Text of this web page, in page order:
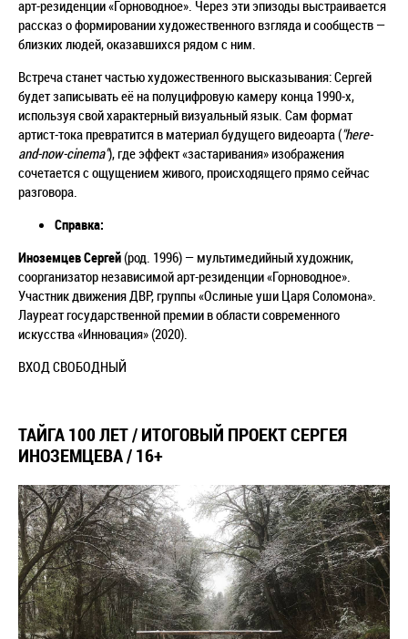
арт-резиденции «Горноводное». Через эти эпизоды выстраивается
рассказ о формировании художественного взгляда и сообществ —
близких людей, оказавшихся рядом с ним.
Встреча станет частью художественного высказывания: Сергей
будет записывать её на полуцифровую камеру конца 1990-х,
используя свой характерный визуальный язык. Сам формат
артист-тока превратится в материал будущего видеоарта ("here-
and-now-cinema"), где эффект «застаривания» изображения
сочетается с ощущением живого, происходящего прямо сейчас
разговора.
Справка:
Иноземцев Сергей(род. 1996) — мультимедийный художник,
соорганизатор независимой арт-резиденции «Горноводное».
Участник движения ДВР, группы «Ослиные уши Царя Соломона».
Лауреат государственной премии в области современного
искусства «Инновация» (2020).
ВХОД СВОБОДНЫЙ
ТАЙГА 100 ЛЕТ / ИТОГОВЫЙ ПРОЕКТ СЕРГЕЯ
ИНОЗЕМЦЕВА / 16+